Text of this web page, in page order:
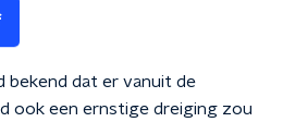
bekend dat er vanuit de
ook een ernstige dreiging zou